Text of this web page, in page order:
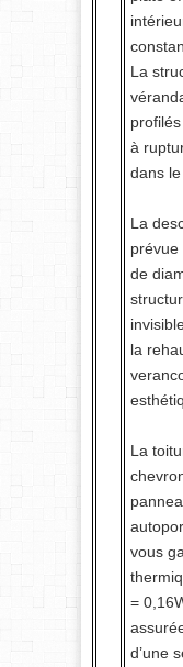
La
à
dans
La
prévue
de
la
La
vous
=
d’une